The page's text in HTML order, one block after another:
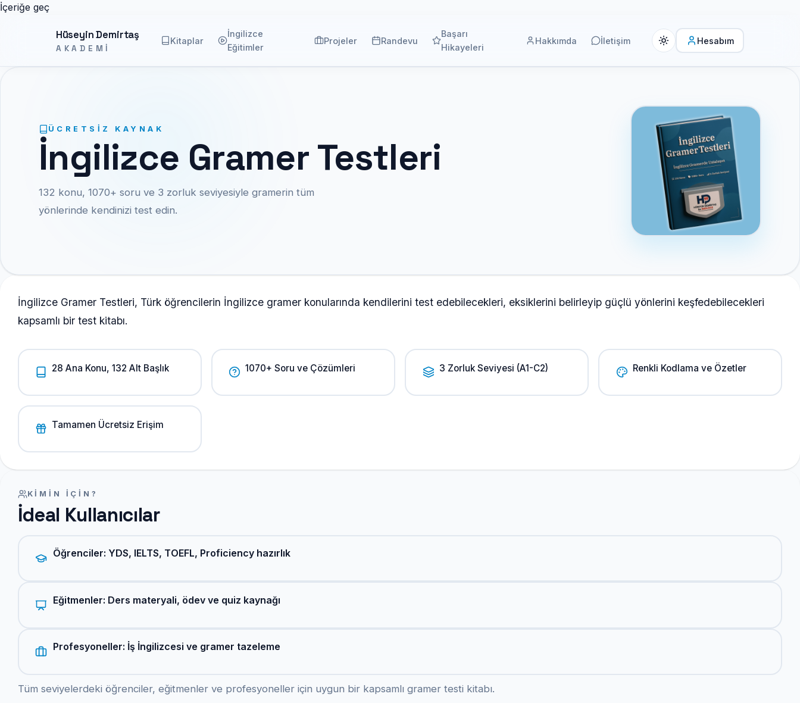
İçeriğe geç
Hüseyin Demirtaş
AKADEMI
Kitaplar
İngilizce
Eğitimler
Projeler Randevu
Başarı
Hikayeleri
Hakkımda İletişim Hesabım
ÜCRETSIZ KAYNAK
İngilizce Gramer Testleri
132 konu, 1070+ soru ve 3 zorluk seviyesiyle gramerin tüm
yönlerinde kendinizi test edin.
İngilizce Gramer Testleri, Türk öğrencilerin İngilizce gramer konularında kendilerini test edebilecekleri, eksiklerini belirleyip güçlü yönlerini keşfedebilecekleri
kapsamlı bir test kitabı.
28 Ana Konu, 132 Alt Başlık 1070+ Soru ve Çözümleri 3 Zorluk Seviyesi (A1-C2) Renkli Kodlama ve Özetler
Tamamen Ücretsiz Erişim
KIMIN IÇIN?
İdeal Kullanıcılar
Öğrenciler: YDS, IELTS, TOEFL, Proficiency hazırlık
Eğitmenler: Ders materyali, ödev ve quiz kaynağı
Profesyoneller: İş İngilizcesi ve gramer tazeleme
Tüm seviyelerdeki öğrenciler, eğitmenler ve profesyoneller için uygun bir kapsamlı gramer testi kitabı.